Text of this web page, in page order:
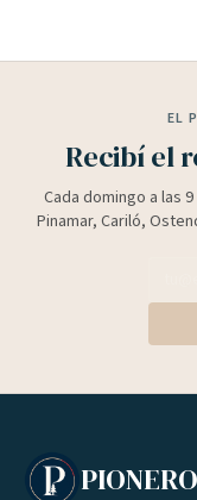
EL
Recibí el
Cada domingo a las
Pinamar, Cariló,
PIONERO